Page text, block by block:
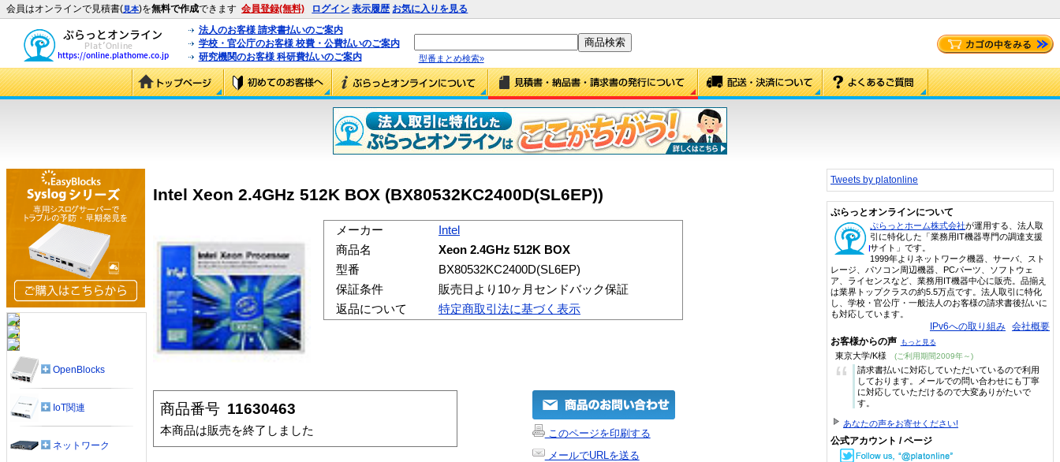
会員はオンラインで見積書(見本)を無料で作成できます 会員登録(無料) ログイン 表示履歴 お気に入りを見る
法人のお客様 請求書払いのご案内
学校・官公庁のお客様 校費・公費払いのご案内
研究機関のお客様 科研費払いのご案内
型番まとめ検索»
Intel Xeon 2.4GHz 512K BOX (BX80532KC2400D(SL6EP))
メーカー
Intel
商品名
Xeon 2.4GHz 512K BOX
型番
BX80532KC2400D(SL6EP)
保証条件
販売日より10ヶ月センドバック保証
返品について
特定商取引法に基づく表示
商品番号 11630463
本商品は販売を終了しました
このページを印刷する
メールでURLを送る
OpenBlocks
IoT関連
ネットワーク
Tweets by platonline
ぷらっとオンラインについて
ぷらっとホーム株式会社が運用する、法人取
引に特化した「業務用IT機器専門の調達支援
サイト」です。
1999年よりネットワーク機器、サーバ、スト
レージ、パソコン周辺機器、PCパーツ、ソフトウェ
ア、ライセンスなど、業務用IT機器中心に販売。品揃え
は業界トップクラスの約5.5万点です。法人取引に特化
し、学校・官公庁・一般法人のお客様の請求書後払いに
も対応しています。
IPv6への取り組み 会社概要
お客様からの声 もっと見る
東京大学/K様 (ご利用期間2009年～)
“
請求書払いに対応していただいているので利用
しております。メールでの問い合わせにも丁寧
に対応していただけるので大変ありがたいで
す。
あなたの声をお寄せください!
公式アカウント / ページ